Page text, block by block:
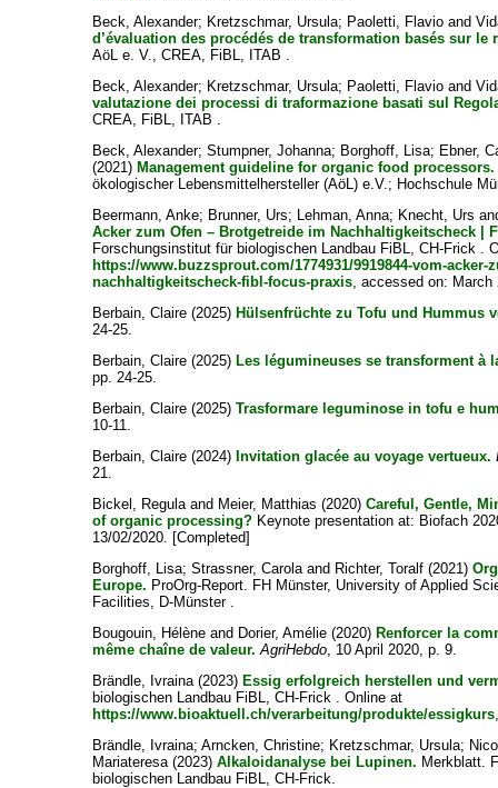
Beck, Alexander; Kretzschmar, Ursula; Paoletti, Flavio and
d’évaluation des procédés de transformation basés sur le
AöL e. V., CREA, FiBL, ITAB .
Beck, Alexander; Kretzschmar, Ursula; Paoletti, Flavio and
valutazione dei processi di traformazione basati sul
CREA, FiBL, ITAB .
Beck, Alexander;Stumpner, Johanna; Borghoff, Lisa; Ebner,
(2021) Management guideline for organic food processors.
ökologischer Lebensmittelhersteller (AöL) e.V.; Hochschule
Beermann, Anke; Brunner, Urs; Lehman, Anna; Knecht, Urs
Acker zum Ofen – Brotgetreide im Nachhaltigkeitscheck |
Forschungsinstitut für biologischen Landbau FiBL, CH-Frick .
https://www.buzzsprout.com/1774931/9919844-vom-
nachhaltigkeitscheck-fibl-focus-praxis, accessed on: March
Berbain, Claire (2025) Hülsenfrüchte zu Tofu und Hummus
24-25.
Berbain, Claire (2025) Les légumineuses se transforment à
pp. 24-25.
Berbain, Claire (2025)Trasformare leguminose in tofu e
10-11.
Berbain, Claire (2024) Invitation glacée au voyage vertueux.
21.
Bickel, Regulaand Meier, Matthias (2020)Careful, Gentle,
of organic processing? Keynote presentation at: Biofach
13/02/2020. [Completed]
Borghoff, Lisa;Strassner, Carolaand Richter, Toralf (2021)
Europe. ProOrg-Report. FH Münster, University of Applied
Facilities, D-Münster .
Bougouin, Hélène and Dorier, Amélie (2020) Renforcer la
même chaîne de valeur. AgriHebdo, 10 April 2020, p. 9.
Brändle, Ivraina(2023) Essig erfolgreich herstellen und
biologischen Landbau FiBL, CH-Frick . Online at
https://www.bioaktuell.ch/verarbeitung/produkte/essigkurs
Brändle, Ivraina;Arncken, Christine; Kretzschmar, Ursula;
Mariateresa(2023)Alkaloidanalyse bei Lupinen. Merkblatt.
biologischen Landbau FiBL, CH-Frick.